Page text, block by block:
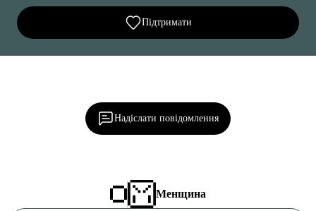
Підтримати
Надіслати повідомлення
Менщина